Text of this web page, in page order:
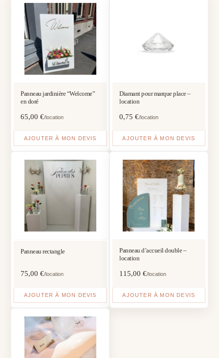
Panneau jardinière “Welcome”
en doré
65,00€/location
AJOUTER À MON DEVIS
Diamant pour marque place –
location
0,75 €/location
AJOUTER À MON DEVIS
Panneau rectangle
75,00€/location
AJOUTER À MON DEVIS
Panneau d’accueil double –
location
115,00 €/location
AJOUTER À MON DEVIS